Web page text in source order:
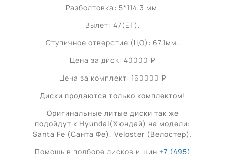
Разболтовка: 5*114,3 мм.
Вылет: 47(ET).
Ступичное отверстие (ЦО): 67,1мм.
Цена за диск: 40000 ₽
Цена за комплект: 160000 ₽
Диски продаются только комплектом!
Оригинальные литые диски так же
подойдут к Hyundai(Хюндай) на модели:
Santa Fe (Санта Фе), Veloster (Велостер).
Помощь в подборе дисков и шин +7 (495)